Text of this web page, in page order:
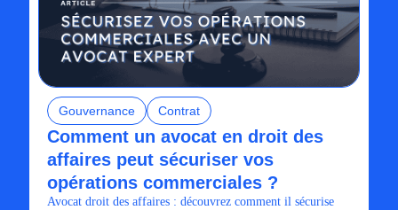
Gouvernance Contrat
Comment un avocat en droit des
affaires peut sécuriser vos
opérations commerciales ?
Avocat droit des affaires : découvrez comment il sécurise